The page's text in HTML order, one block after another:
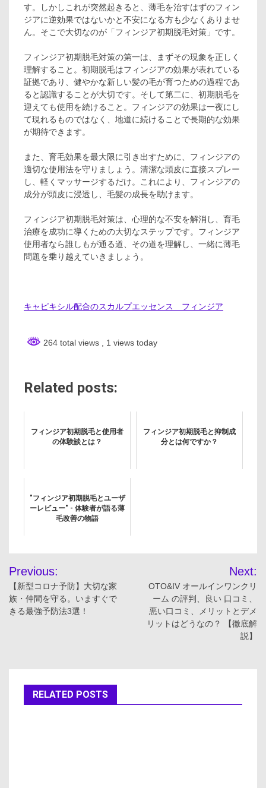
す。しかしこれが突然起きると、薄毛を治すはずのフィン
ジアに逆効果ではないかと不安になる方も少なくありませ
ん。そこで大切なのが「フィンジア初期脱毛対策」です。
フィンジア初期脱毛対策の第一は、まずその現象を正しく
理解すること。初期脱毛はフィンジアの効果が表れている
証拠であり、健やかな新しい髪の毛が育つための過程であ
ると認識することが大切です。そして第二に、初期脱毛を
迎えても使用を続けること。フィンジアの効果は一夜にし
て現れるものではなく、地道に続けることで長期的な効果
が期待できます。
また、育毛効果を最大限に引き出すために、フィンジアの
適切な使用法を守りましょう。清潔な頭皮に直接スプレー
し、軽くマッサージするだけ。これにより、フィンジアの
成分が頭皮に浸透し、毛髪の成長を助けます。
フィンジア初期脱毛対策は、心理的な不安を解消し、育毛
治療を成功に導くための大切なステップです。フィンジア
使用者なら誰しもが通る道、その道を理解し、一緒に薄毛
問題を乗り越えていきましょう。
キャピキシル配合のスカルプエッセンス フィンジア
264 total views , 1 views today
Related posts:
フィンジア初期脱毛と使用者
の体験談とは？
フィンジア初期脱毛と抑制成
分とは何ですか？
"フィンジア初期脱毛とユーザ
ーレビュー" - 体験者が語る薄
毛改善の物語
投
稿
ナ
ー
シ
Previous:
【新型コロナ予防】大切な家
族・仲間を守る。いますぐで
きる最強予防法3選！
Next:
OTO&IV オールインワンクリ
ーム の評判、良い 口コミ、
悪い口コミ、メリットとデメ
リットはどうなの？ 【徹底解
説】
RELATED POSTS